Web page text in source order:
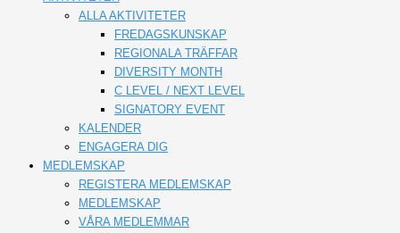
ALLA AKTIVITETER
FREDAGSKUNSKAP
REGIONALA TRÄFFAR
DIVERSITY MONTH
C LEVEL / NEXT LEVEL
SIGNATORY EVENT
KALENDER
ENGAGERA DIG
MEDLEMSKAP
REGISTERA MEDLEMSKAP
MEDLEMSKAP
VÅRA MEDLEMMAR